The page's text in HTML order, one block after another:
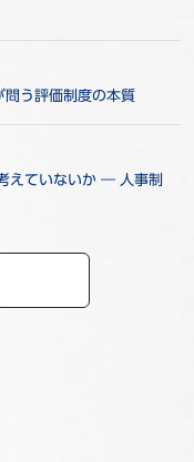
う評価制度の本質
えていないか ― 人事制